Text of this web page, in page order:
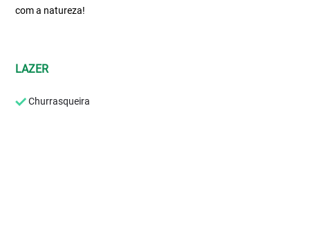
com a natureza!
LAZER
Churrasqueira